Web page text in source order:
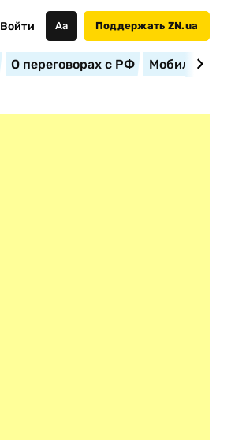
Войти Аа Поддержать ZN.ua
О переговорах с РФ